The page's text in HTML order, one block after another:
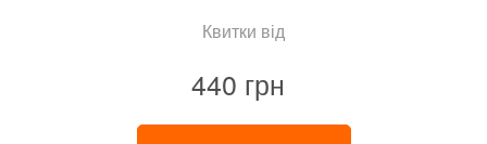
Квитки від
440 грн